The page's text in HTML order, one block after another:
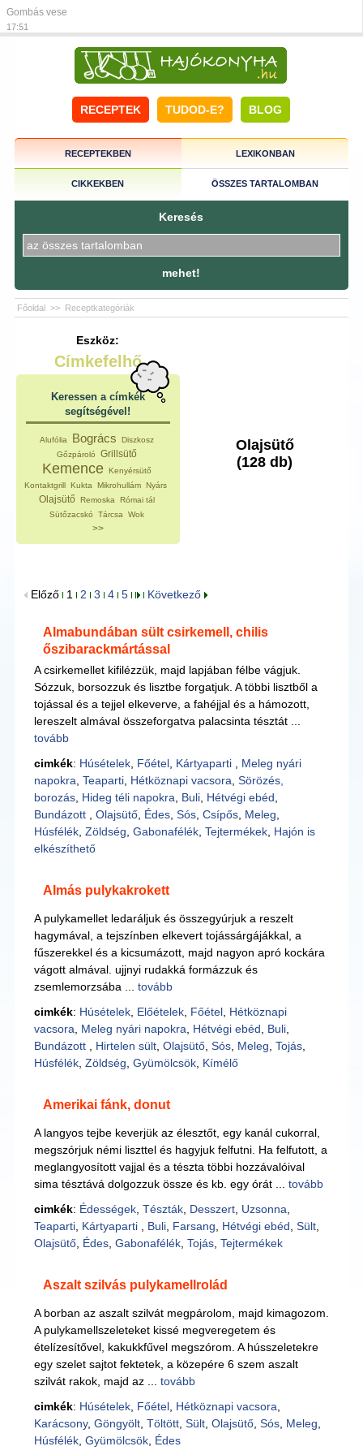
Gombás vese
17:51
RECEPTEK TUDOD-E? BLOG
RECEPTEKBEN LEXIKONBAN
CIKKEKBEN ÖSSZES TARTALOMBAN
Keresés
mehet!
Főoldal >> Receptkategóriák
Eszköz:
Címkefelhő
Keressen a címkék
segítségével!
Alufólia Bogrács
Diszkosz
Gőzpároló
Grillsütő
Kemence Kenyérsütő
Kontaktgrill Kukta Mikrohullám Nyárs
Olajsütő Remoska
Római tál
Sütőzacskó
Tárcsa Wok
>>
Olajsütő
(128 db)
Előző 1 2 3 4 5 Következő
Almabundában sült csirkemell, chilis
őszibarackmártással
A csirkemellet kifilézzük, majd lapjában félbe vágjuk.
Sózzuk, borsozzuk és lisztbe forgatjuk. A többi lisztből a
tojással és a tejjel elkeverve, a fahéjjal és a hámozott,
lereszelt almával összeforgatva palacsinta tésztát ...
tovább
cimkék: Húsételek, Főétel, Kártyaparti
Meleg nyári
napokra Teaparti, Hétköznapi vacsora Sörözés,
borozás, Hideg téli napokra Buli, Hétvégi ebéd
Bundázott
Olajsütő, Édes, Sós, Csípős, Meleg
Húsfélék, Zöldség Gabonafélék, Tejtermékek, Hajón is
elkészíthető
Almás pulykakrokett
A pulykamellet ledaráljuk és összegyúrjuk a reszelt
hagymával, a tejszínben elkevert tojássárgájákkal, a
fűszerekkel és a kicsumázott, majd nagyon apró kockára
vágott almával. ujjnyi rudakká formázzuk és
zsemlemorzsába ... tovább
cimkék: Húsételek, Előételek, Főétel, Hétköznapi
vacsora
Meleg nyári napokra Hétvégi ebéd Buli,
Bundázott
Hirtelen sült, Olajsütő, Sós, Meleg Tojás,
Húsfélék, Zöldség Gyümölcsök, Kímélő
Amerikai fánk, donut
A langyos tejbe keverjük az élesztőt, egy kanál cukorral,
megszórjuk némi liszttel és hagyjuk felfutni. Ha felfutott, a
meglangyosított vajjal és a tészta többi hozzávalóival
sima tésztává dolgozzuk össze és kb. egy órát ... tovább
cimkék: Édességek, Tészták, Desszert, Uzsonna
Teaparti, Kártyaparti Buli, Farsang Hétvégi ebéd Sült,
Olajsütő, Édes, Gabonafélék, Tojás, Tejtermékek
Aszalt szilvás pulykamellrolád
A borban az aszalt szilvát megpárolom, majd kimagozom.
A pulykamellszeleteket kissé megveregetem és
ételízesítővel, kakukkfűvel megszórom. A hússzeletekre
egy szelet sajtot fektetek, a közepére 6 szem aszalt
szilvát rakok, majd az ... tovább
cimkék: Húsételek, Főétel, Hétköznapi vacsora
Karácsony, Göngyölt, Töltött, Sült, Olajsütő, Sós, Meleg
Húsfélék, Gyümölcsök, Édes